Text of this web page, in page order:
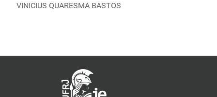
VINICIUS QUARESMA BASTOS